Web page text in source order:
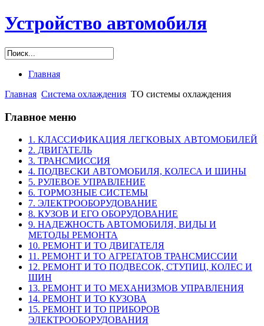
Устройство автомобиля
Главная
Главная Система охлаждения ТО системы охлаждения
Главное меню
1. КЛАССИФИКАЦИЯ ЛЕГКОВЫХ АВТОМОБИЛЕЙ
2. ДВИГАТЕЛЬ
3. ТРАНСМИССИЯ
4. ПОДВЕСКИ АВТОМОБИЛЯ, КОЛЕСА И ШИНЫ
5. РУЛЕВОЕ УПРАВЛЕНИЕ
6. ТОРМОЗНЫЕ СИСТЕМЫ
7. ЭЛЕКТРООБОРУДОВАНИЕ
8. КУЗОВ И ЕГО ОБОРУДОВАНИЕ
9. НАДЕЖНОСТЬ АВТОМОБИЛЯ, ВИДЫ И
МЕТОДЫ РЕМОНТА
10. РЕМОНТ И ТО ДВИГАТЕЛЯ
11. РЕМОНТ И ТО АГРЕГАТОВ ТРАНСМИССИИ
12. РЕМОНТ И ТО ПОДВЕСОК, СТУПИЦ, КОЛЕС И
ШИН
13. РЕМОНТ И ТО МЕХАНИЗМОВ УПРАВЛЕНИЯ
14. РЕМОНТ И ТО КУЗОВА
15. РЕМОНТ И ТО ПРИБОРОВ
ЭЛЕКТРООБОРУДОВАНИЯ